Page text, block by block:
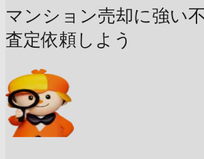
マンション売却に強い
査定依頼しよう